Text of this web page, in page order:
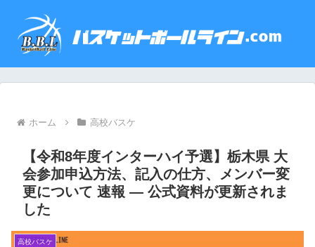
ホーム 高校バスケ
【令和8年度インターハイ予選】栃木県 大
会参加申込方法、記入の仕方、メンバー変
更について 速報 — 公式資料が更新されま
した
高校バスケ